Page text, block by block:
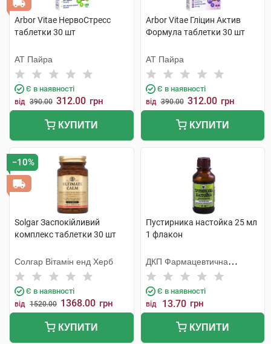
Arbor Vitae НервоСтресс
таблетки 30 шт
АТ Пайра
Є в наявності
від 390.00 312.00 грн
КУПИТИ
Arbor Vitae Гліцин Актив
Формула таблетки 30 шт
АТ Пайра
Є в наявності
від 390.00 312.00 грн
КУПИТИ
−10%
Solgar Заспокійливий
комплекс таблетки 30 шт
Солгар Вітамін енд Херб
Є в наявності
від 1520.00 1368.00 грн
КУПИТИ
Пустирника настойка 25 мл
1 флакон
ДКП Фармацевтична
фабрика
Є в наявності
від 13.70 грн
КУПИТИ